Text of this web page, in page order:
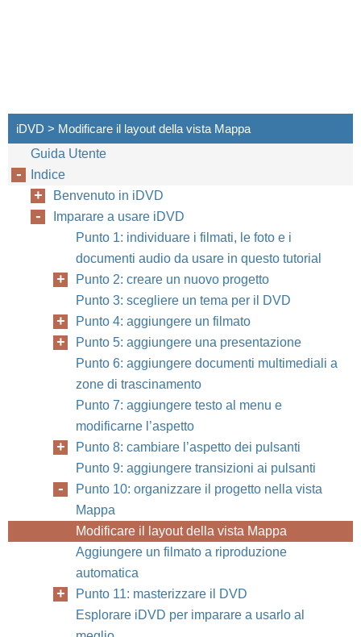
iDVD > Modificare il layout della vista Mappa
Guida Utente
Indice
Benvenuto in iDVD
Imparare a usare iDVD
Punto 1: individuare i filmati, le foto e i
documenti audio da usare in questo tutorial
Punto 2: creare un nuovo progetto
Punto 3: scegliere un tema per il DVD
Punto 4: aggiungere un filmato
Punto 5: aggiungere una presentazione
Punto 6: aggiungere documenti multimediali a
zone di trascinamento
Punto 7: aggiungere testo al menu e
modificarne l’aspetto
Punto 8: cambiare l’aspetto dei pulsanti
Punto 9: aggiungere transizioni ai pulsanti
Punto 10: organizzare il progetto nella vista
Mappa
Modificare il layout della vista Mappa
Aggiungere un filmato a riproduzione
automatica
Punto 11: masterizzare il DVD
Esplorare iDVD per imparare a usarlo al